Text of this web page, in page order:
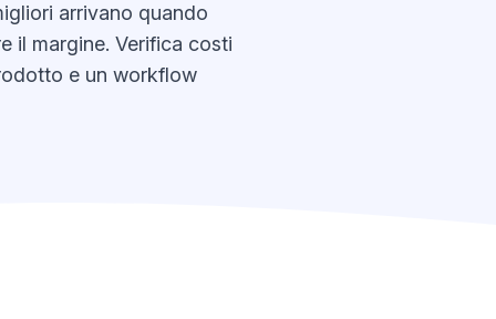
arrivano quando
il margine. Verifica costi
e un workflow